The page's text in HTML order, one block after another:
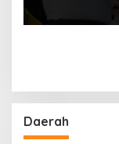
Daerah